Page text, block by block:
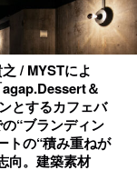
/ MYSTによ
＆
とするカフェバ
“ブランディン
トの“積み重ねが
向。建築素材